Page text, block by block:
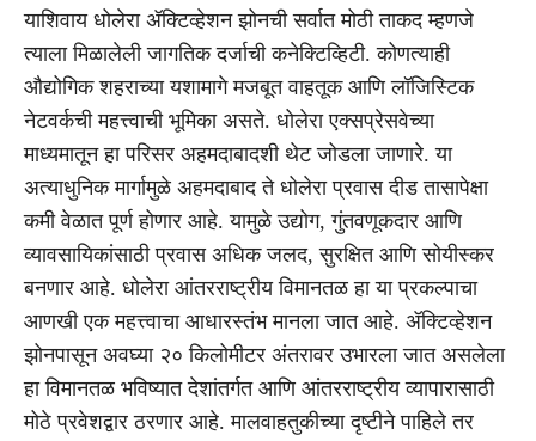
याशिवाय धोलेरा ॲक्टिव्हेशन झोनची सर्वात मोठी ताकद म्हणजे
त्याला मिळालेली जागतिक दर्जाची कनेक्टिव्हिटी. कोणत्याही
औद्योगिक शहराच्या यशामागे मजबूत वाहतूक आणि लॉजिस्टिक
नेटवर्कची महत्त्वाची भूमिका असते. धोलेरा एक्सप्रेसवेच्या
माध्यमातून हा परिसर अहमदाबादशी थेट जोडला जाणारे. या
अत्याधुनिक मार्गामुळे अहमदाबाद ते धोलेरा प्रवास दीड तासापेक्षा
कमी वेळात पूर्ण होणार आहे. यामुळे उद्योग, गुंतवणूकदार आणि
व्यावसायिकांसाठी प्रवास अधिक जलद, सुरक्षित आणि सोयीस्कर
बनणार आहे. धोलेरा आंतरराष्ट्रीय विमानतळ हा या प्रकल्पाचा
आणखी एक महत्त्वाचा आधारस्तंभ मानला जात आहे. ॲक्टिव्हेशन
झोनपासून अवघ्या २० किलोमीटर अंतरावर उभारला जात असलेला
हा विमानतळ भविष्यात देशांतर्गत आणि आंतरराष्ट्रीय व्यापारासाठी
मोठे प्रवेशद्वार ठरणार आहे. मालवाहतुकीच्या दृष्टीने पाहिले तर